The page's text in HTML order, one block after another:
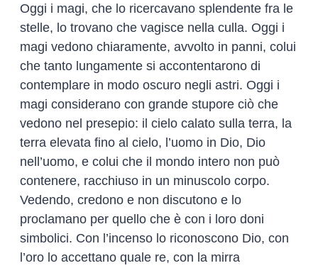
Oggi i magi, che lo ricercavano splendente fra le
stelle, lo trovano che vagisce nella culla. Oggi i
magi vedono chiaramente, avvolto in panni, colui
che tanto lungamente si accontentarono di
contemplare in modo oscuro negli astri. Oggi i
magi considerano con grande stupore ciò che
vedono nel presepio: il cielo calato sulla terra, la
terra elevata fino al cielo, l’uomo in Dio, Dio
nell’uomo, e colui che il mondo intero non può
contenere, racchiuso in un minuscolo corpo.
Vedendo, credono e non discutono e lo
proclamano per quello che è con i loro doni
simbolici. Con l’incenso lo riconoscono Dio, con
l’oro lo accettano quale re, con la mirra